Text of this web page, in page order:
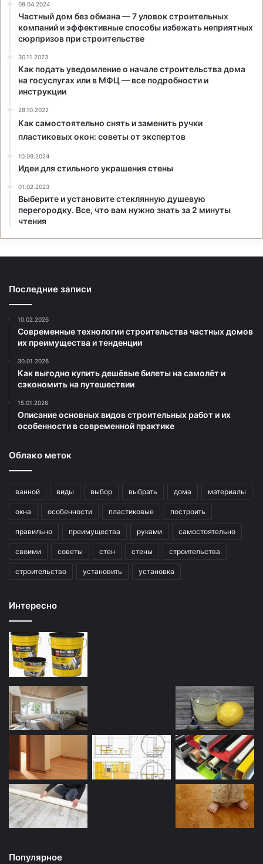
09.04.2024
Частный дом без обмана — 7 уловок строительных
компаний и эффективные способы избежать неприятных
сюрпризов при строительстве
30.11.2023
Как подать уведомление о начале строительства дома
на госуслугах или в МФЦ — все подробности и
инструкции
28.10.2022
Как самостоятельно снять и заменить ручки
пластиковых окон: советы от экспертов
10.09.2024
Идеи для стильного украшения стены
01.02.2023
Выберите и установите стеклянную душевую
перегородку. Все, что вам нужно знать за 2 минуты
чтения
Последние записи
10.02.2026
Современные технологии строительства частных домов
их преимущества и тенденции
30.01.2026
Как выгодно купить дешёвые билеты на самолёт и
сэкономить на путешествии
15.01.2026
Описание основных видов строительных работ и их
особенности в современной практике
Облако меток
ванной виды выбор выбрать дома материалы
окна особенности пластиковые построить
правильно преимущества руками самостоятельно
своими советы стен стены строительства
строительство установить установка
Интересно
Популярное